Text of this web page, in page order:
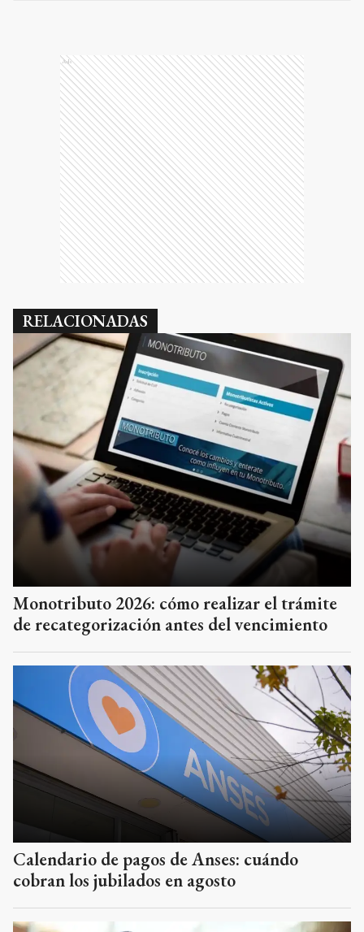
Ads
RELACIONADAS
Monotributo 2026: cómo realizar el trámite
de recategorización antes del vencimiento
Calendario de pagos de Anses: cuándo
cobran los jubilados en agosto